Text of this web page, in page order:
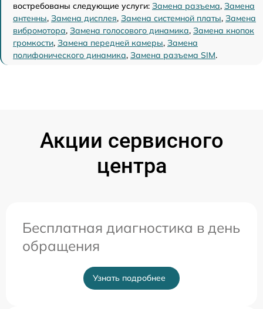
востребованы следующие услуги: Замена разъема, Замена
антенны, Замена дисплея, Замена системной платы, Замена
вибромотора, Замена голосового динамика, Замена кнопок
громкости, Замена передней камеры, Замена
полифонического динамика, Замена разъема SIM.
Акции сервисного
центра
Бесплатная диагностика в день
обращения
Узнать подробнее